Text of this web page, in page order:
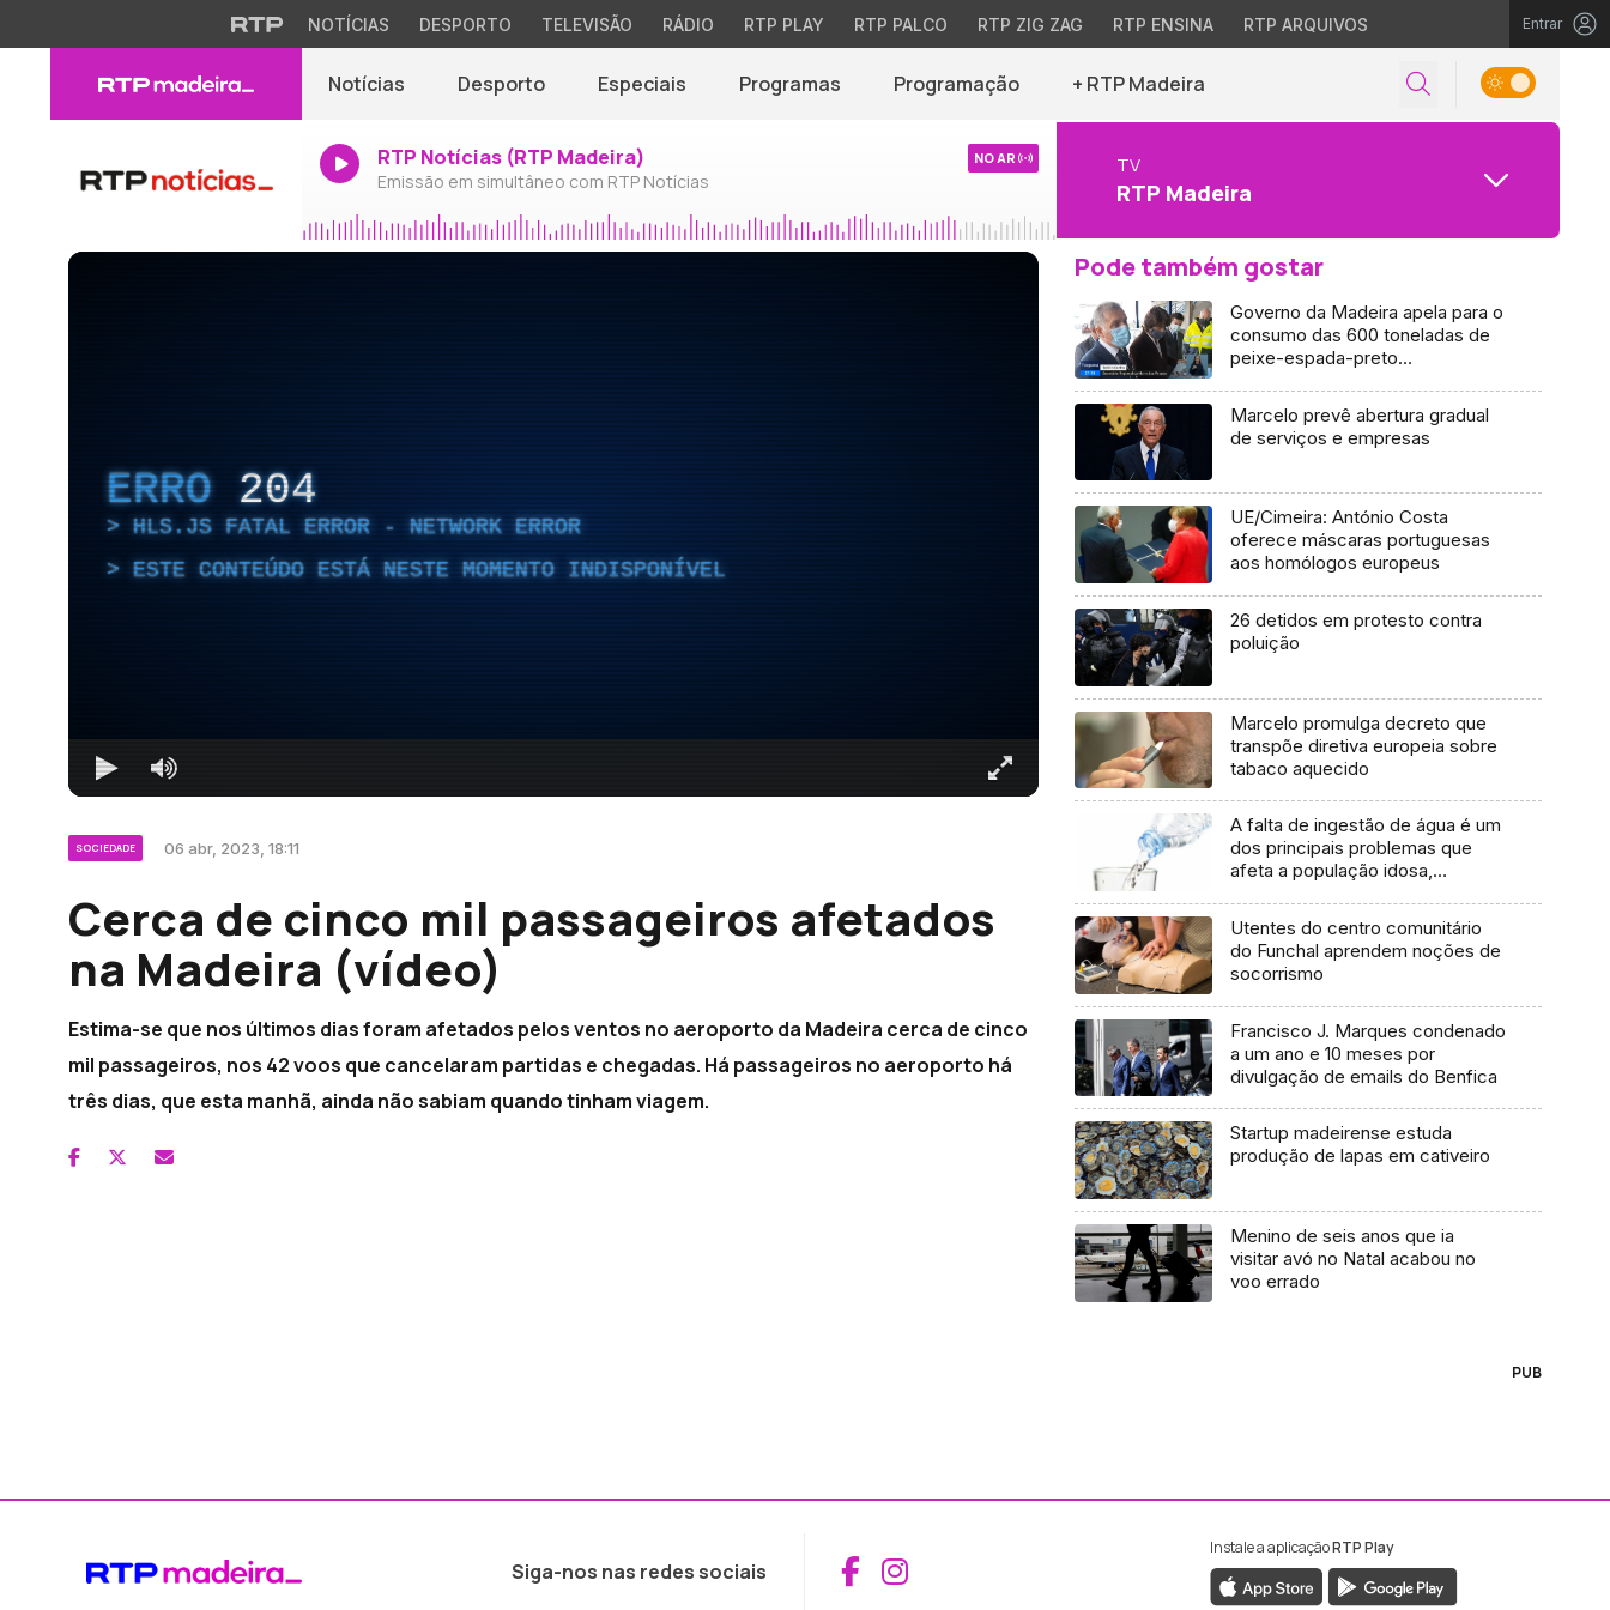
NOTÍCIAS DESPORTO TELEVISÃO RÁDIO RTP PLAY RTP PALCO RTP ZIG ZAG RTP ENSINA RTP ARQUIVOS Entrar
Notícias Desporto Especiais Programas Programação + RTP Madeira
RTP Notícias (RTP Madeira)
Emissão em simultâneo com RTP Notícias
NO AR TV
RTP Madeira
ERRO 204
HLS.JS FATAL ERROR - NETWORK ERROR
ESTE CONTEÚDO ESTÁ NESTE MOMENTO INDISPONÍVEL
SOCIEDADE 06 abr, 2023, 18:11
Cerca de cinco mil passageiros afetados
na Madeira (vídeo)
Estima-se que nos últimos dias foram afetados pelos ventos no aeroporto da Madeira cerca de cinco
mil passageiros, nos 42 voos que cancelaram partidas e chegadas. Há passageiros no aeroporto há
três dias, que esta manhã, ainda não sabiam quando tinham viagem.
Pode também gostar
Governo da Madeira apela para o
consumo das 600 toneladas de
peixe-espada-preto
Marcelo prevê abertura gradual
de serviços e empresas
UE/Cimeira: António Costa
oferece máscaras portuguesas
aos homólogos europeus
26 detidos em protesto contra
poluição
Marcelo promulga decreto que
transpõe diretiva europeia sobre
tabaco aquecido
A falta de ingestão de água é um
dos principais problemas que
afeta a população idosa,
Utentes do centro comunitário
do Funchal aprendem noções de
socorrismo
Francisco J. Marques condenado
a um ano e 10 meses por
divulgação de emails do Benfica
Startup madeirense estuda
produção de lapas em cativeiro
Menino de seis anos que ia
visitar avó no Natal acabou no
voo errado
PUB
Siga-nos nas redes sociais Aceder ao Facebook da RTP Madeira
Aceder ao Instagram da RTP Madeira
Instale a aplicaçãoRTP Play